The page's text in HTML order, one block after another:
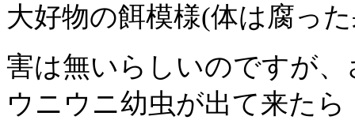
大好物の餌模様(体は腐っ
害は無いらしいのですが
ウニウニ幼虫が出て来た